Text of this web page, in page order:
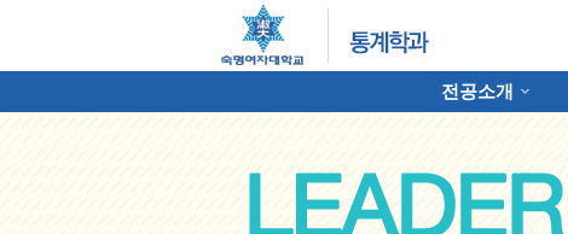
전공소개